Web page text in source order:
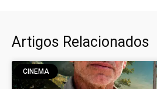
Artigos Relacionados
CINEMA